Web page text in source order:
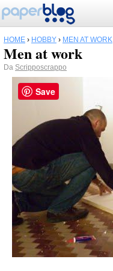
HOME › HOBBY › MEN AT WORK
Men at work
Da Scripposcrappo
Save